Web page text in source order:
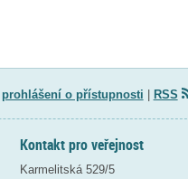
prohlášení o přístupnosti RSS
Kontakt pro veřejnost
Karmelitská 529/5